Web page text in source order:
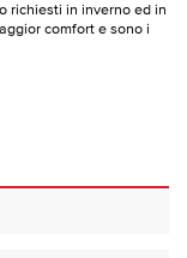
richiesti in inverno ed in
comfort e sono i